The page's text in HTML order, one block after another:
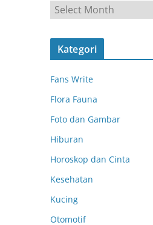
r
s
Kategori
Fans Write
Flora Fauna
Foto dan Gambar
Hiburan
Horoskop dan Cinta
Kesehatan
Kucing
Otomotif